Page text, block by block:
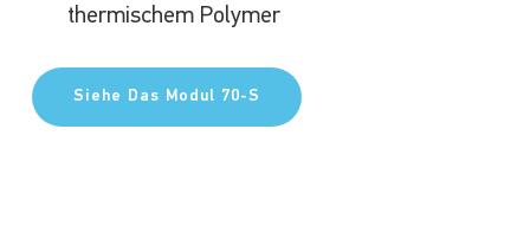
thermischem Polymer
Siehe Das Modul 70-S